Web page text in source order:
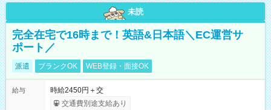
未読
完全在宅で16時まで！英語&日本語＼EC運営サ
ポート／
派遣 ブランクOK WEB登録・面接OK
給与
時給2450円＋交
交通費別途支給あり